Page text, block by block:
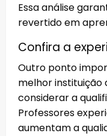
Essa análise
revertido em
Confira a
Outro ponto
melhor instituição
considerar a
Professores
aumentam a